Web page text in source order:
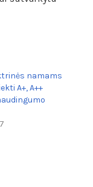
namams
A+, A++